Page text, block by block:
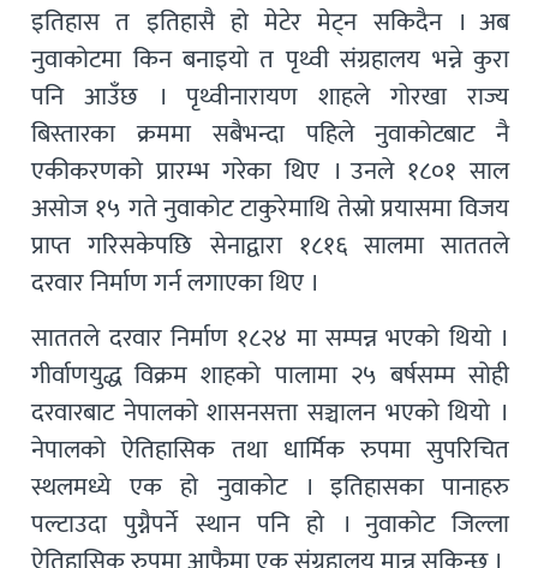
इतिहास त इतिहासै हो मेटेर मेट्न सकिदैन । अब
नुवाकोटमा किन बनाइयो त पृथ्वी संग्रहालय भन्ने कुरा
पनि आउँछ । पृथ्वीनारायण शाहले गोरखा राज्य
बिस्तारका क्रममा सबैभन्दा पहिले नुवाकोटबाट नै
एकीकरणको प्रारम्भ गरेका थिए । उनले १८०१ साल
असोज १५ गते नुवाकोट टाकुरेमाथि तेस्रो प्रयासमा विजय
प्राप्त गरिसकेपछि सेनाद्वारा १८१६ सालमा साततले
दरवार निर्माण गर्न लगाएका थिए ।
साततले दरवार निर्माण १८२४ मा सम्पन्न भएको थियो ।
गीर्वाणयुद्ध विक्रम शाहको पालामा २५ बर्षसम्म सोही
दरवारबाट नेपालको शासनसत्ता सञ्चालन भएको थियो ।
नेपालको ऐतिहासिक तथा धार्मिक रुपमा सुपरिचित
स्थलमध्ये एक हो नुवाकोट । इतिहासका पानाहरु
पल्टाउदा पुग्नैपर्ने स्थान पनि हो । नुवाकोट जिल्ला